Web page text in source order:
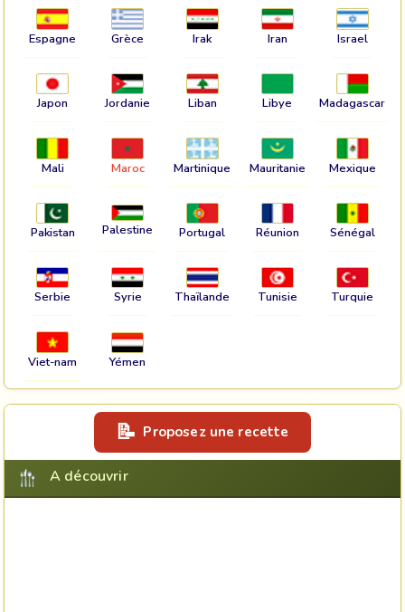
Espagne Grèce Irak Iran Israel
Japon Jordanie Liban Libye Madagascar
Mali Maroc Martinique Mauritanie Mexique
Pakistan Palestine Portugal Réunion Sénégal
Serbie Syrie Thaïlande Tunisie Turquie
Viet-nam Yémen
Proposez une recette
A découvrir